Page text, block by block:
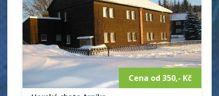
Cena od 350,- Kč